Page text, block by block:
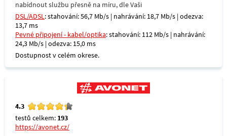
nabídnout službu přesně na míru, dle Vaši
DSL/ADSL: stahování: 56,7 Mb/s | nahrávání: 18,7 Mb/s | odezva:
13,7 ms
Pevné připojení - kabel/optika: stahování: 112 Mb/s | nahrávání:
24,3 Mb/s | odezva: 15,0 ms
Dostupnost v celém okrese.
4.3
testů celkem: 193
https://avonet.cz/